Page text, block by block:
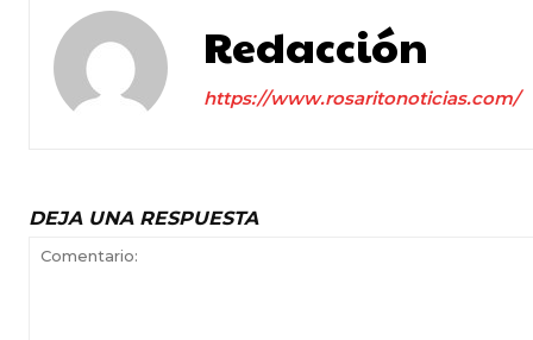
Redacción
https://www.rosaritonoticias.com/
DEJA UNA RESPUESTA